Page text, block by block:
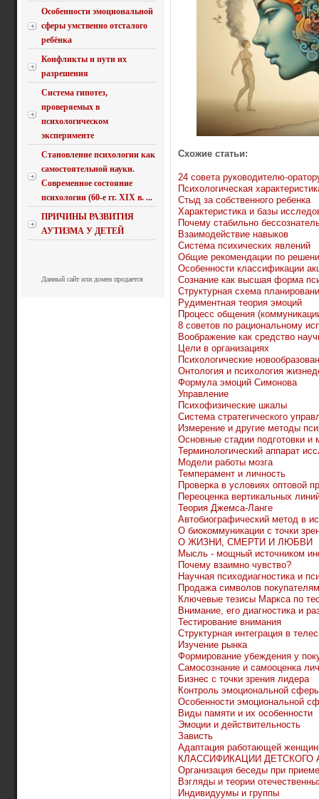
Особенности эмоциональной
сферы умственно отсталого
ребёнка
Конфликты и пути их
разрешения
Система гипотез,
проверяемых в
психологическом
эксперименте
Становление психологии как
самостоятельной науки.
Современное состояние
психологии (60-е гг. XIX в. ...
ПРИЧИНЫ РАЗВИТИЯ
АУТИЗМА У ДЕТЕЙ
Данный сайт или домен продается
Схожие статьи:
24 совета руководителю-
Психологическая
Стыд за собственного ребенка
Характеристика и базы
Почему стабильно
Взаимодействие навыков
Система психических явлений
Общие рекомендации по
Особенности классификации
Сознание как высшая форма
Структурная схема
Рудиментная теория эмоций
Процесс общения
8 советов по рациональному
Воображение как средство
Цели в организациях
Психологические
Онтология и психология
Формула эмоций Симонова
Управление
Психофизические шкалы
Система стратегического
Измерение и другие методы
Основные стадии подготовки и
Терминологический аппарат
Модели работы мозга
Темперамент и личность
Проверка в условиях оптовой
Переоценка вертикальных
Теория Джемса-Ланге
Автобиографический метод в
О биокоммуникации с точки
О ЖИЗНИ, СМЕРТИ И ЛЮБВИ
Мысль - мощный источником
Почему взаимно чувство?
Научная психодиагностика и
Продажа символов
Ключевые тезисы Маркса по
Внимание, его диагностика и
Тестирование внимания
Структурная интеграция в
Изучение рынка
Формирование убеждения у
Самосознание и самооценка
Бизнес с точки зрения лидера
Контроль эмоциональной
Особенности эмоциональной
Виды памяти и их особенности
Эмоции и действительность
Зависть
Адаптация работающей
КЛАССИФИКАЦИИ ДЕТСКОГО
Организация беседы при
Взгляды и теории
Индивидуумы и группы